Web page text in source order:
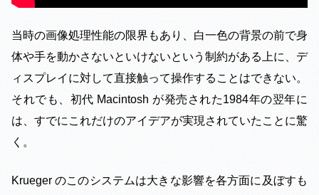
当時の画像処理性能の限界もあり、白一色の背景の前で身
体や手を動かさないといけないという制約がある上に、デ
ィスプレイに対して直接触って操作することはできない。
それでも、初代 Macintosh が発売された1984年の翌年に
は、すでにこれだけのアイデアが実現されていたことに驚
く。
Krueger のこのシステムは大きな影響を各方面に及ぼすも